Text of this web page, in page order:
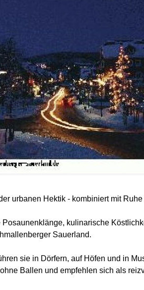
urbanen Hektik - kombiniert mit
kulinarische
Sauerland.
sie in Dörfern, auf Höfen und in
Ballen und empfehlen sich als